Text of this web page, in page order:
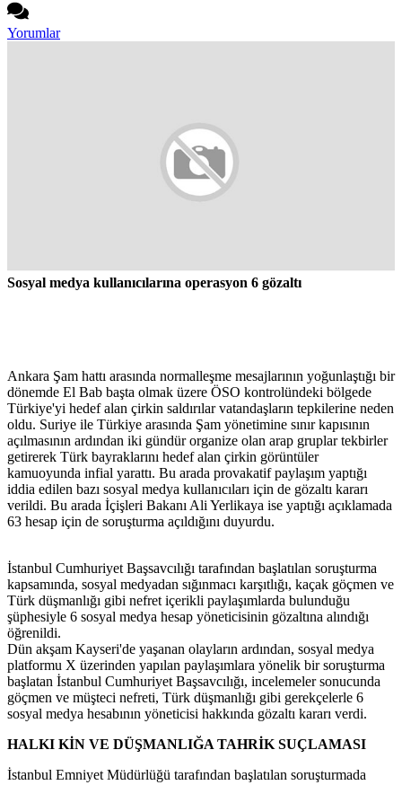
Yorumlar
Sosyal medya kullanıcılarına operasyon 6 gözaltı
Ankara Şam hattı arasında normalleşme mesajlarının yoğunlaştığı bir
dönemde El Bab başta olmak üzere ÖSO kontrolündeki bölgede
Türkiye'yi hedef alan çirkin saldırılar vatandaşların tepkilerine neden
oldu. Suriye ile Türkiye arasında Şam yönetimine sınır kapısının
açılmasının ardından iki gündür organize olan arap gruplar tekbirler
getirerek Türk bayraklarını hedef alan çirkin görüntüler
kamuoyunda infial yarattı. Bu arada provakatif paylaşım yaptığı
iddia edilen bazı sosyal medya kullanıcıları için de gözaltı kararı
verildi. Bu arada İçişleri Bakanı Ali Yerlikaya ise yaptığı açıklamada
63 hesap için de soruşturma açıldığını duyurdu.
İstanbul Cumhuriyet Başsavcılığı tarafından başlatılan soruşturma
kapsamında, sosyal medyadan sığınmacı karşıtlığı, kaçak göçmen ve
Türk düşmanlığı gibi nefret içerikli paylaşımlarda bulunduğu
şüphesiyle 6 sosyal medya hesap yöneticisinin gözaltına alındığı
öğrenildi.
Dün akşam Kayseri'de yaşanan olayların ardından, sosyal medya
platformu X üzerinden yapılan paylaşımlara yönelik bir soruşturma
başlatan İstanbul Cumhuriyet Başsavcılığı, incelemeler sonucunda
göçmen ve müşteci nefreti, Türk düşmanlığı gibi gerekçelerle 6
sosyal medya hesabının yöneticisi hakkında gözaltı kararı verdi.
HALKI KİN VE DÜŞMANLIĞA TAHRİK SUÇLAMASI
İstanbul Emniyet Müdürlüğü tarafından başlatılan soruşturmada